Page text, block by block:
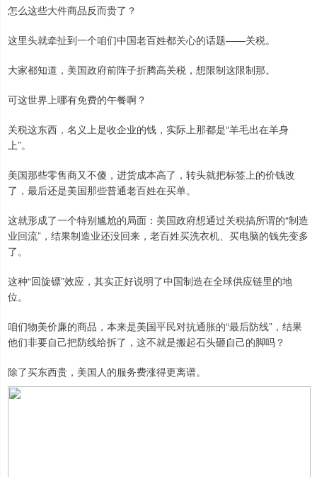
怎么这些大件商品反而贵了？
这里头就牵扯到一个咱们中国老百姓都关心的话题——关税。
大家都知道，美国政府前阵子折腾高关税，想限制这限制那。
可这世界上哪有免费的午餐啊？
关税这东西，名义上是收企业的钱，实际上那都是“羊毛出在羊身
上”。
美国那些零售商又不傻，进货成本高了，转头就把标签上的价钱改
了，最后还是美国那些普通老百姓在买单。
这就形成了一个特别尴尬的局面：美国政府想通过关税搞所谓的“制造
业回流”，结果制造业还没回来，老百姓买洗衣机、买电脑的钱先变多
了。
这种“回旋镖”效应，其实正好说明了中国制造在全球供应链里的地
位。
咱们物美价廉的商品，本来是美国平民对抗通胀的“最后防线”，结果
他们非要自己把防线给拆了，这不就是搬起石头砸自己的脚吗？
除了买东西贵，美国人的服务费涨得更离谱。